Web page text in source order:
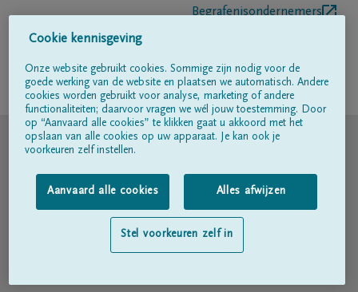
Begrafenisondernemers
Volg ons op
© DELA
Gebruiksvoorwaarden
Privacyverklaring
Toegankelijkheidsverklaring
Cookie kennisgeving
Onze website gebruikt cookies. Sommige zijn nodig voor de
goede werking van de website en plaatsen we automatisch. Andere
cookies worden gebruikt voor analyse, marketing of andere
functionaliteiten; daarvoor vragen we wél jouw toestemming. Door
op “Aanvaard alle cookies” te klikken gaat u akkoord met het
opslaan van alle cookies op uw apparaat. Je kan ook je
voorkeuren zelf instellen.
Aanvaard alle cookies Alles afwijzen
Stel voorkeuren zelf in